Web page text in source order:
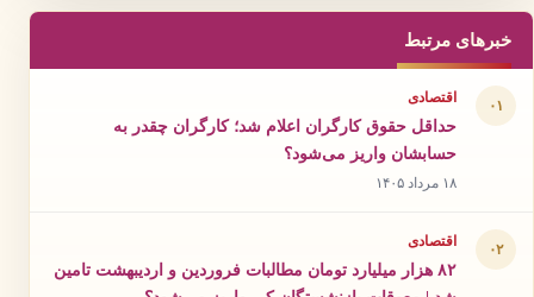
خبرهای مرتبط
۰۱ اقتصادی
حداقل حقوق کارگران اعلام شد؛ کارگران چقدر به
حسابشان واریز می‌شود؟
۱۸ مرداد ۱۴۰۵
۰۲ اقتصادی
۸۲ هزار میلیارد تومان مطالبات فروردین و اردیبهشت تامین